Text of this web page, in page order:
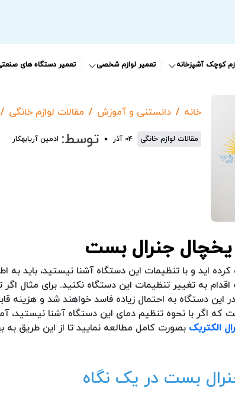
کوچک آشپزخانه تعمیر لوازم شخصی تعمیر دستگاه های
خانه دانستنی و آموزش مقالات لوازم خانگی
مقالات لوازم خانگی ۰۴ آذر توسط: ادمین آریابهکار
یخچال جنرال بست
اید و با تنظیمات این دستگاه آشنا نیستید، باید به
اقدام به تغییر تنظیمات این دستگاه نکنید. برای مثال
این دستگاه به احتمال زیاده فاسد خواهند شد و هزینه
که اگر با نحوه تنظیم دمای این دستگاه آشنا نیستید،
الکتریک بصورت کامل مطالعه نمایید تا از این طریق
بست در یک نگاه